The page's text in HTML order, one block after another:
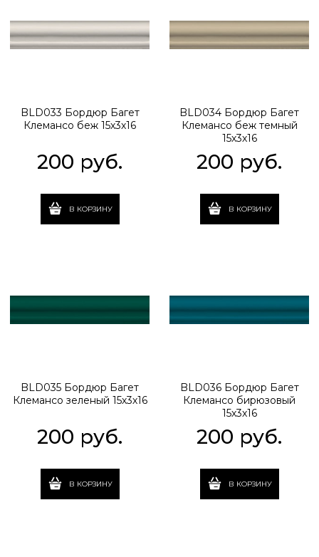
BLD033 Бордюр Багет
Клемансо беж 15х3х16
200 руб.
В КОРЗИНУ
BLD034 Бордюр Багет
Клемансо беж темный
15х3х16
200 руб.
В КОРЗИНУ
BLD035 Бордюр Багет
Клемансо зеленый 15х3х16
200 руб.
В КОРЗИНУ
BLD036 Бордюр Багет
Клемансо бирюзовый
15х3х16
200 руб.
В КОРЗИНУ